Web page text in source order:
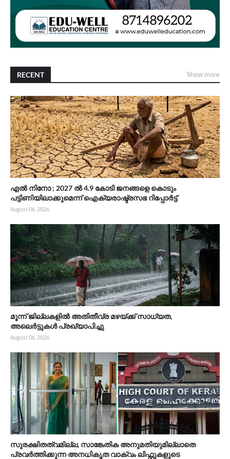
RECENT Show more
എൽ നിനോ ; 2027 ൽ 4.9 കോടി ജനങ്ങളെ കൊടും
പട്ടിണിയിലാക്കുമെന്ന് ഐക്യരാഷ്ട്രസഭ റിപ്പോർട്ട്
August 06, 2026
മൂന്ന് ജില്ലകളിൽ അതിതീവ്ര മഴയ്ക്ക് സാധ്യത,
അലെർട്ടുകൾ പ്രഖ്യാപിച്ചു
August 06, 2026
സുരക്ഷിതത്വമില്ല, സാങ്കേതിക അനുമതിയുമില്ലാതെ
പ്രവർത്തിക്കുന്ന അനധികൃത വാക്വം ലിഫ്റ്റുകളുടെ